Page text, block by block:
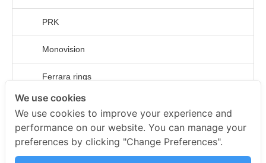
PRK
Monovision
Ferrara rings
ICL
ค่ารักษา
We use cookies
We use cookies to improve your experience and
performance on our website. You can manage your
preferences by clicking "Change Preferences".